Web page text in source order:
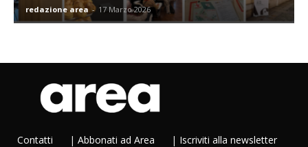
redazione area - 17 Marzo 2026
Contatti | Abbonati ad Area | Iscriviti alla newsletter